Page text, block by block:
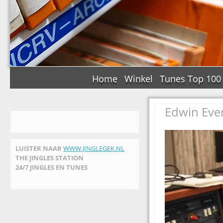
Home Winkel Tunes Top 100
LUISTER NAAR WWW.JINGLEGEK.NL
THE JINGLES STATION
24/7 JINGLES EN TUNES
Edwin